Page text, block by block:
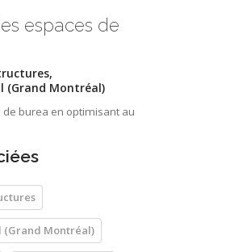
espaces de
(Grand Montréal)
burea en optimisant au
Montréal)